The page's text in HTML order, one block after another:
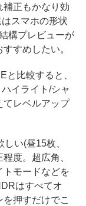
補正もかなり効
スマホの形状
構プレビューが
すめしたい。
比較すると、
イライト/シャ
てレベルアップ
い(昼15枚、
度。超広角、
トモードなどを
はすべてオ
押すだけでこ